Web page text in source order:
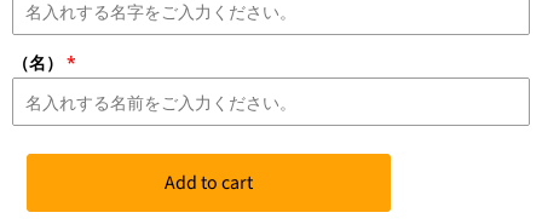
（名）
Add to cart